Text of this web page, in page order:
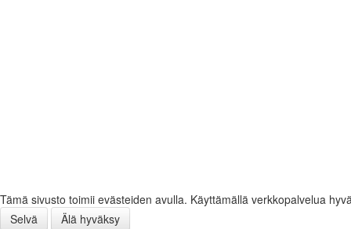
Tämä sivusto toimii evästeiden avulla. Käyttämällä verkkopalvelua
Selvä
Älä hyväksy